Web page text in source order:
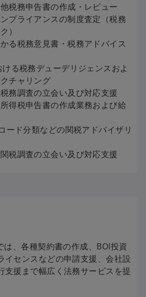
税務申告書の作成・レビュー
プライアンスの制度査定（税務
）
る税務意見書・税務アドバイス
る税務デューデリジェンスおよ
チャリング
務調査の立会い及び対応支援
得税申告書の作成業務および給
ード分類などの関税アドバイザリ
税調査の立会い及び対応支援
は、各種契約書の作成、BOI投資
イセンスなどの申請支援、会社設
支援まで幅広く法務サービスを提